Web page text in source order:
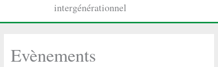
intergénérationnel
Evènements